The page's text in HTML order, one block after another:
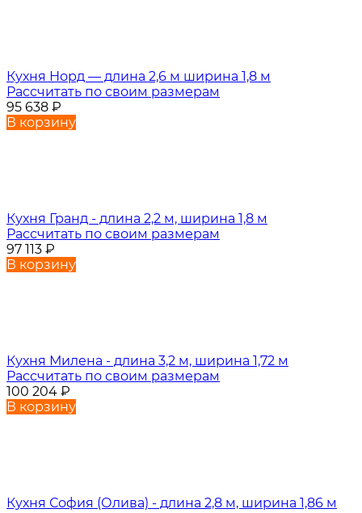
Кухня Норд — длина 2,6 м ширина 1,8 м
Рассчитать по своим размерам
95 638 ₽
В корзину
Кухня Гранд - длина 2,2 м, ширина 1,8 м
Рассчитать по своим размерам
97 113 ₽
В корзину
Кухня Милена - длина 3,2 м, ширина 1,72 м
Рассчитать по своим размерам
100 204 ₽
В корзину
Кухня София (Олива) - длина 2,8 м, ширина 1,86 м